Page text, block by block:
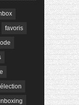
favoris